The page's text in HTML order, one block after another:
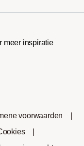
meer inspiratie
voorwaarden